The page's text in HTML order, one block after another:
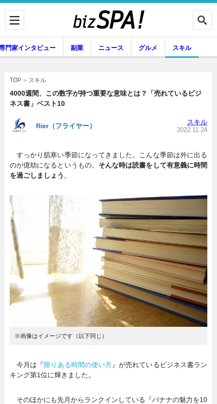
専門家インタビュー
副業 ニュース
グルメ スキル
暮らし エンタメ
連載一覧
門家インタビュー 副業 ニュース グルメ スキル
TOP スキル
4000週間、この数字が持つ重要な意味とは？「売れているビジ
ネス書」ベスト10
flier（フライヤー） スキル
2022.11.24
すっかり肌寒い季節になってきました。こんな季節は外に出る
のが億劫になるというもの。 そんな時は読書をして有意義に時間
を過ごしましょう 。
※画像はイメージです（以下同じ）
今月は『限りある時間の使い方』が売れているビジネス書ラン
キング第1位に輝きました。
そのほかにも先月からランクインしている『バナナの魅力を10